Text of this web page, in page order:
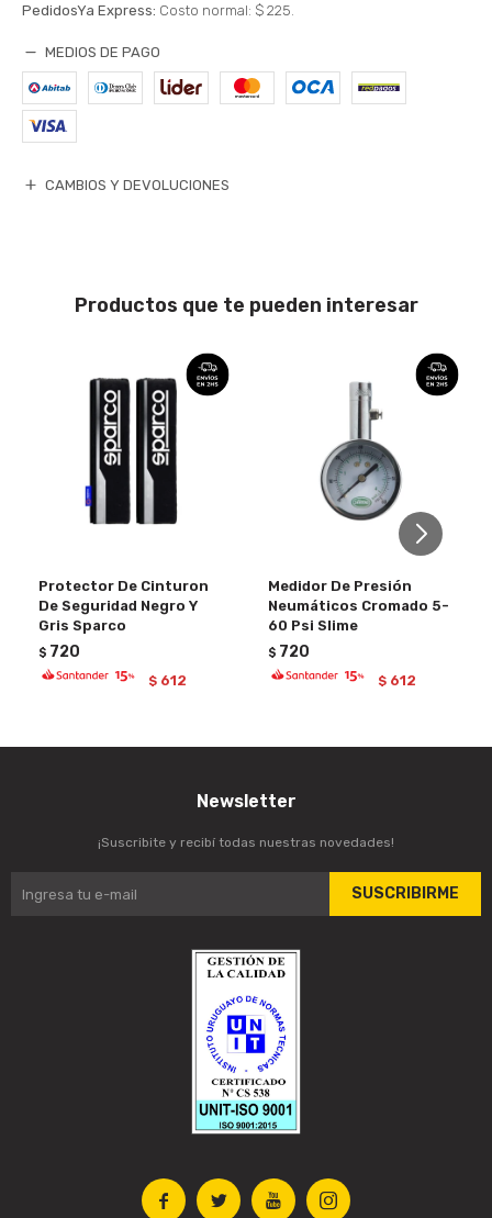
PedidosYa Express: Costo normal: $ 225.
MEDIOS DE PAGO
CAMBIOS Y DEVOLUCIONES
Productos que te pueden interesar
Protector De Cinturon
De Seguridad Negro Y
Gris Sparco
$ 720
$ 612
Medidor De Presión
Neumáticos Cromado 5-
60 Psi Slime
$ 720
$ 612
   
Newsletter
¡Suscribite y recibí todas nuestras novedades!
SUSCRIBIRME